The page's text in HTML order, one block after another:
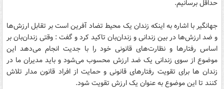
حداقل برسانیم.
جهانگیر با اشاره به اینکه زندان یک محیط تضاد آفرین است بر تقابل ارزش‌ها
و ضد ارزش‌ها در بین زندانی و زندان‌بان تاکید کرد و گفت : وقتی زندان‌بان بر
اساس رفتارها و نظارت‌های قانونی خود را با جدیت انجام می‌دهد این
موضوع از سوی زندانی یک ضد ارزش محسوب می‌شود و باید مدیران ما در
زندان ها برای تقویت رفتارهای قانونی و حمایت از افراد قانون مدار تلاش
کنند تا این موضوع به عنوان یک ارزش تقویت شود.